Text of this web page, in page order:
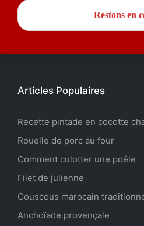
Articles Populaires
Recette pintade en cocotte
Rouelle de porc au four
Comment culotter une poêle
Filet de julienne
Couscous marocain
Anchoïade provençale